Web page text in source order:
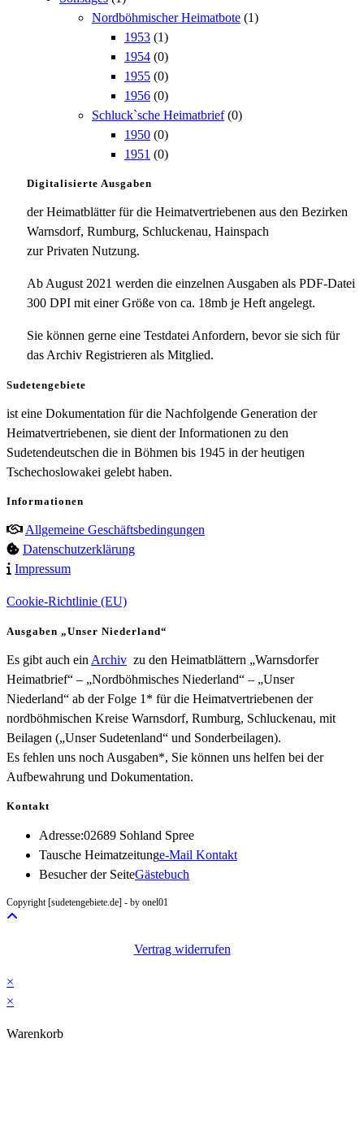
Nordböhmischer Heimatbote (1)
1953 (1)
1954 (0)
1955 (0)
1956 (0)
Schluck`sche Heimatbrief (0)
1950 (0)
1951 (0)
Digitalisierte Ausgaben
der Heimatblätter für die Heimatvertriebenen aus den Bezirken
Warnsdorf, Rumburg, Schluckenau, Hainspach
zur Privaten Nutzung.
Ab August 2021 werden die einzelnen Ausgaben als PDF-Datei
300 DPI mit einer Größe von ca. 18mb je Heft angelegt.
Sie können gerne eine Testdatei Anfordern, bevor sie sich für
das Archiv Registrieren als Mitglied.
Sudetengebiete
ist eine Dokumentation für die Nachfolgende Generation der
Heimatvertriebenen, sie dient der Informationen zu den
Sudetendeutschen die in Böhmen bis 1945 in der heutigen
Tschechoslowakei gelebt haben.
Informationen
Allgemeine Geschäftsbedingungen
Datenschutzerklärung
Impressum
Cookie-Richtlinie (EU)
Ausgaben „Unser Niederland“
Es gibt auch ein Archiv zu den Heimatblättern „Warnsdorfer
Heimatbrief“ – „Nordböhmisches Niederland“ – „Unser
Niederland“ ab der Folge 1* für die Heimatvertriebenen der
nordböhmischen Kreise Warnsdorf, Rumburg, Schluckenau, mit
Beilagen („Unser Sudetenland“ und Sonderbeilagen).
Es fehlen uns noch Ausgaben*, Sie können uns helfen bei der
Aufbewahrung und Dokumentation.
Kontakt
Adresse:02689 Sohland Spree
Tausche Heimatzeitunge-Mail KontaktOpens
Besucher der SeiteGästebuch
Copyright [sudetengebiete.de] - by onel01
Vertrag widerrufen
×
×
Warenkorb